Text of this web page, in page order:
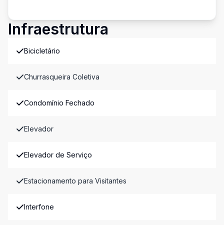
Infraestrutura
Bicicletário
Churrasqueira Coletiva
Condomínio Fechado
Elevador
Elevador de Serviço
Estacionamento para Visitantes
Interfone